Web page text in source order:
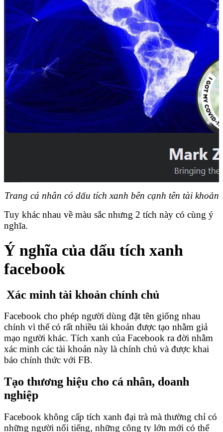
Trang cá nhân có dấu tích xanh bên cạnh tên tài khoản
Tuy khác nhau về màu sắc nhưng 2 tích này có cùng ý
nghĩa.
Ý nghĩa của dấu tích xanh
facebook
Xác minh tài khoản chính chủ
Facebook cho phép người dùng đặt tên giống nhau
chính vì thế có rất nhiều tài khoản được tạo nhằm giả
mạo người khác. Tích xanh của Facebook ra đời nhằm
xác minh các tài khoản này là chính chủ và được khai
báo chính thức với FB.
Tạo thương hiệu cho cá nhân, doanh
nghiệp
Facebook không cấp tích xanh đại trà mà thường chỉ có
những người nổi tiếng, những công ty lớn mới có thể